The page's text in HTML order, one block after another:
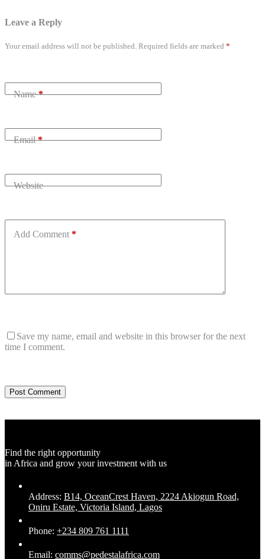
Leave a Reply
Your email address will not be published. Required fields are marked *
Name*
Email*
Website
Add Comment *
Save my name, email and website in this browser for the next
time I comment.
Post Comment
Find the right opportunity
in Africa and grow your investment with us
Address: B14, OceanCrest Haven, 2224 Akiogun Road,
Oniru Estate, Victoria Island, Lagos
Phone: +234 809 761 1111
Email: comms@pedestalafrica.com